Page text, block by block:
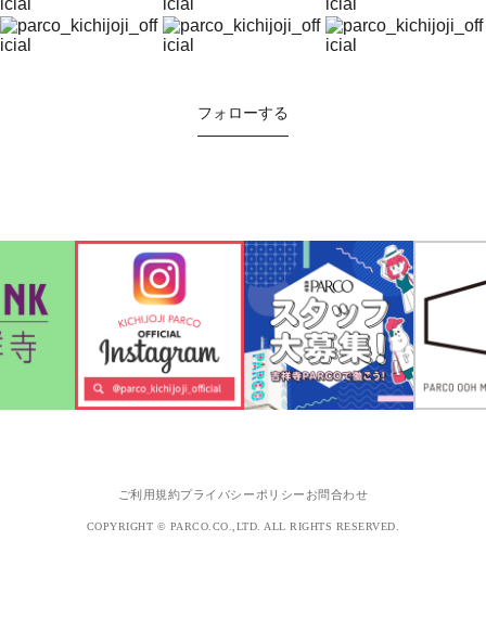
フォローする
ご利用規約プライバシーポリシー お問合わせ
COPYRIGHT © PARCO.CO.,LTD. ALL RIGHTS RESERVED.